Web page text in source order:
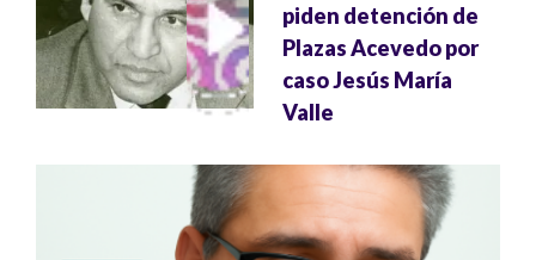
piden detención de
Plazas Acevedo por
caso Jesús María
Valle